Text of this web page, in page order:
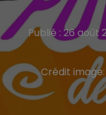
Publié : 26 août
Crédit image: